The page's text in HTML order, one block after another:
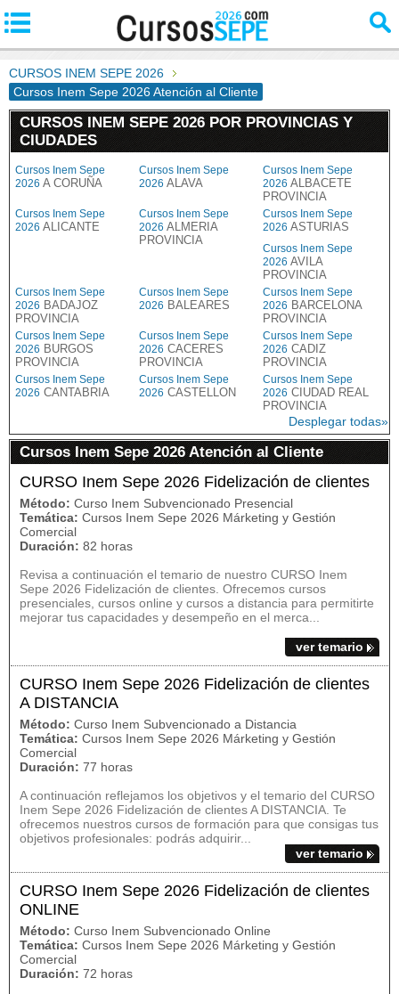
CURSOS INEM SEPE 2026
Cursos Inem Sepe 2026 Atención al Cliente
CURSOS INEM SEPE 2026 POR PROVINCIAS Y
CIUDADES
Cursos Inem Sepe
2026 A CORUÑA
Cursos Inem Sepe
2026 ALAVA
Cursos Inem Sepe
2026 ALBACETE
PROVINCIA
Cursos Inem Sepe
2026 ALICANTE
Cursos Inem Sepe
2026 ALMERIA
PROVINCIA
Cursos Inem Sepe
2026 ASTURIAS
Cursos Inem Sepe
2026 AVILA
PROVINCIA
Cursos Inem Sepe
2026 BADAJOZ
PROVINCIA
Cursos Inem Sepe
2026 BALEARES
Cursos Inem Sepe
2026 BARCELONA
PROVINCIA
Cursos Inem Sepe
2026 BURGOS
PROVINCIA
Cursos Inem Sepe
2026 CACERES
PROVINCIA
Cursos Inem Sepe
2026 CADIZ
PROVINCIA
Cursos Inem Sepe
2026 CANTABRIA
Cursos Inem Sepe
2026 CASTELLON
Cursos Inem Sepe
2026 CIUDAD REAL
PROVINCIA
Desplegar todas»
Cursos Inem Sepe 2026 Atención al Cliente
CURSO Inem Sepe 2026 Fidelización de clientes
Método: Curso Inem Subvencionado Presencial
Temática: Cursos Inem Sepe 2026 Márketing y Gestión
Comercial
Duración: 82 horas
Revisa a continuación el temario de nuestro CURSO Inem
Sepe 2026 Fidelización de clientes. Ofrecemos cursos
presenciales, cursos online y cursos a distancia para permitirte
mejorar tus capacidades y desempeño en el merca...
ver temario
CURSO Inem Sepe 2026 Fidelización de clientes
A DISTANCIA
Método: Curso Inem Subvencionado a Distancia
Temática: Cursos Inem Sepe 2026 Márketing y Gestión
Comercial
Duración: 77 horas
A continuación reflejamos los objetivos y el temario del CURSO
Inem Sepe 2026 Fidelización de clientes A DISTANCIA. Te
ofrecemos nuestros cursos de formación para que consigas tus
objetivos profesionales: podrás adquirir...
ver temario
CURSO Inem Sepe 2026 Fidelización de clientes
ONLINE
Método: Curso Inem Subvencionado Online
Temática: Cursos Inem Sepe 2026 Márketing y Gestión
Comercial
Duración: 72 horas